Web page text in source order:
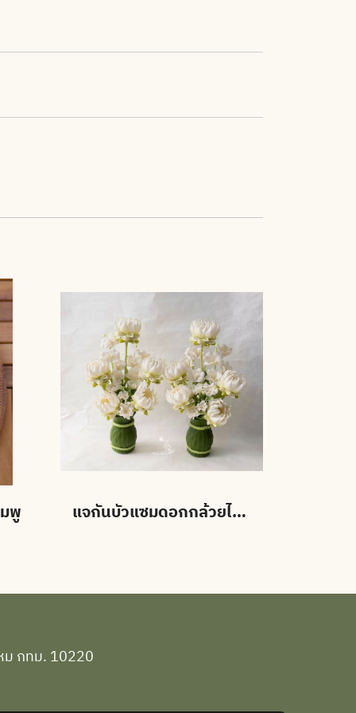
พู แจกันบัวแซมดอกกล้วยไม้ขาว+พุดซ้อน (ดอกบัวมี 3 สี)
ม กทม. 10220